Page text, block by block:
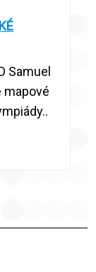
Samuel
mapové